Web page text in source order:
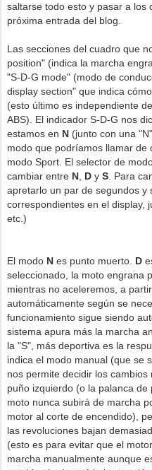
saltarse todo esto y pasar a los
próxima entrada del blog.
Las secciones del cuadro que
position" (indica la marcha
"S-D-G mode" (modo de
display section" que indica
(esto último es independiente
ABS). El indicador S-D-G nos
estamos en N (junto con una
modo que podríamos llamar de
modo Sport. El selector de
cambiar entre N D y S . Para
apretarlo un par de segundos y
correspondientes en el display,
etc.)
El modo N es punto muerto. D
seleccionado, la moto engrana
mientras no aceleremos, a
automáticamente según se
funcionamiento sigue siendo
sistema apura más la marcha
la "S", más deportiva es la
indica el modo manual (que se
nos permite decidir los
puño izquierdo (o la palanca
moto nunca subirá de marcha
motor al corte de encendido),
las revoluciones bajan
(esto es para evitar que el
marcha manualmente aunque